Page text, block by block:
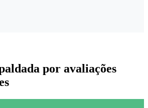
por avaliações